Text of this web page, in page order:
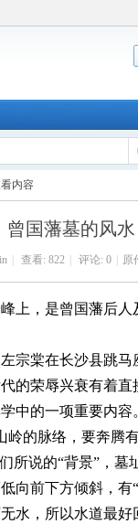
内容
曾国藩墓的风水
查看: 822 评论: 0 原
上，是曾国藩后
宗棠在长沙县跳
的荣辱兴衰有着
中的一项重要内
岭的脉络，要奔腾
所说的“背景”，
向前下方倾斜，有
水，所以水道最